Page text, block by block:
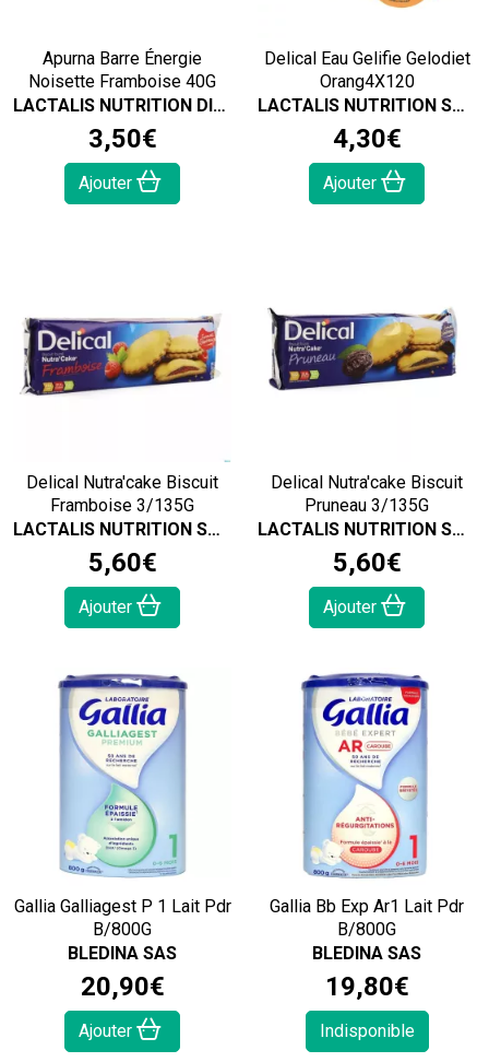
Apurna Barre Énergie
Noisette Framboise 40G
LACTALIS NUTRITION DIETETIQUE
3,50€
Ajouter
Delical Eau Gelifie Gelodiet
Orang4X120
LACTALIS NUTRITION SANTÉ
4,30€
Ajouter
Delical Nutra'cake Biscuit
Framboise 3/135G
LACTALIS NUTRITION SANTÉ
5,60€
Ajouter
Delical Nutra'cake Biscuit
Pruneau 3/135G
LACTALIS NUTRITION SANTÉ
5,60€
Ajouter
Gallia Galliagest P 1 Lait Pdr
B/800G
BLEDINA SAS
20,90€
Ajouter
Gallia Bb Exp Ar1 Lait Pdr
B/800G
BLEDINA SAS
19,80€
Indisponible